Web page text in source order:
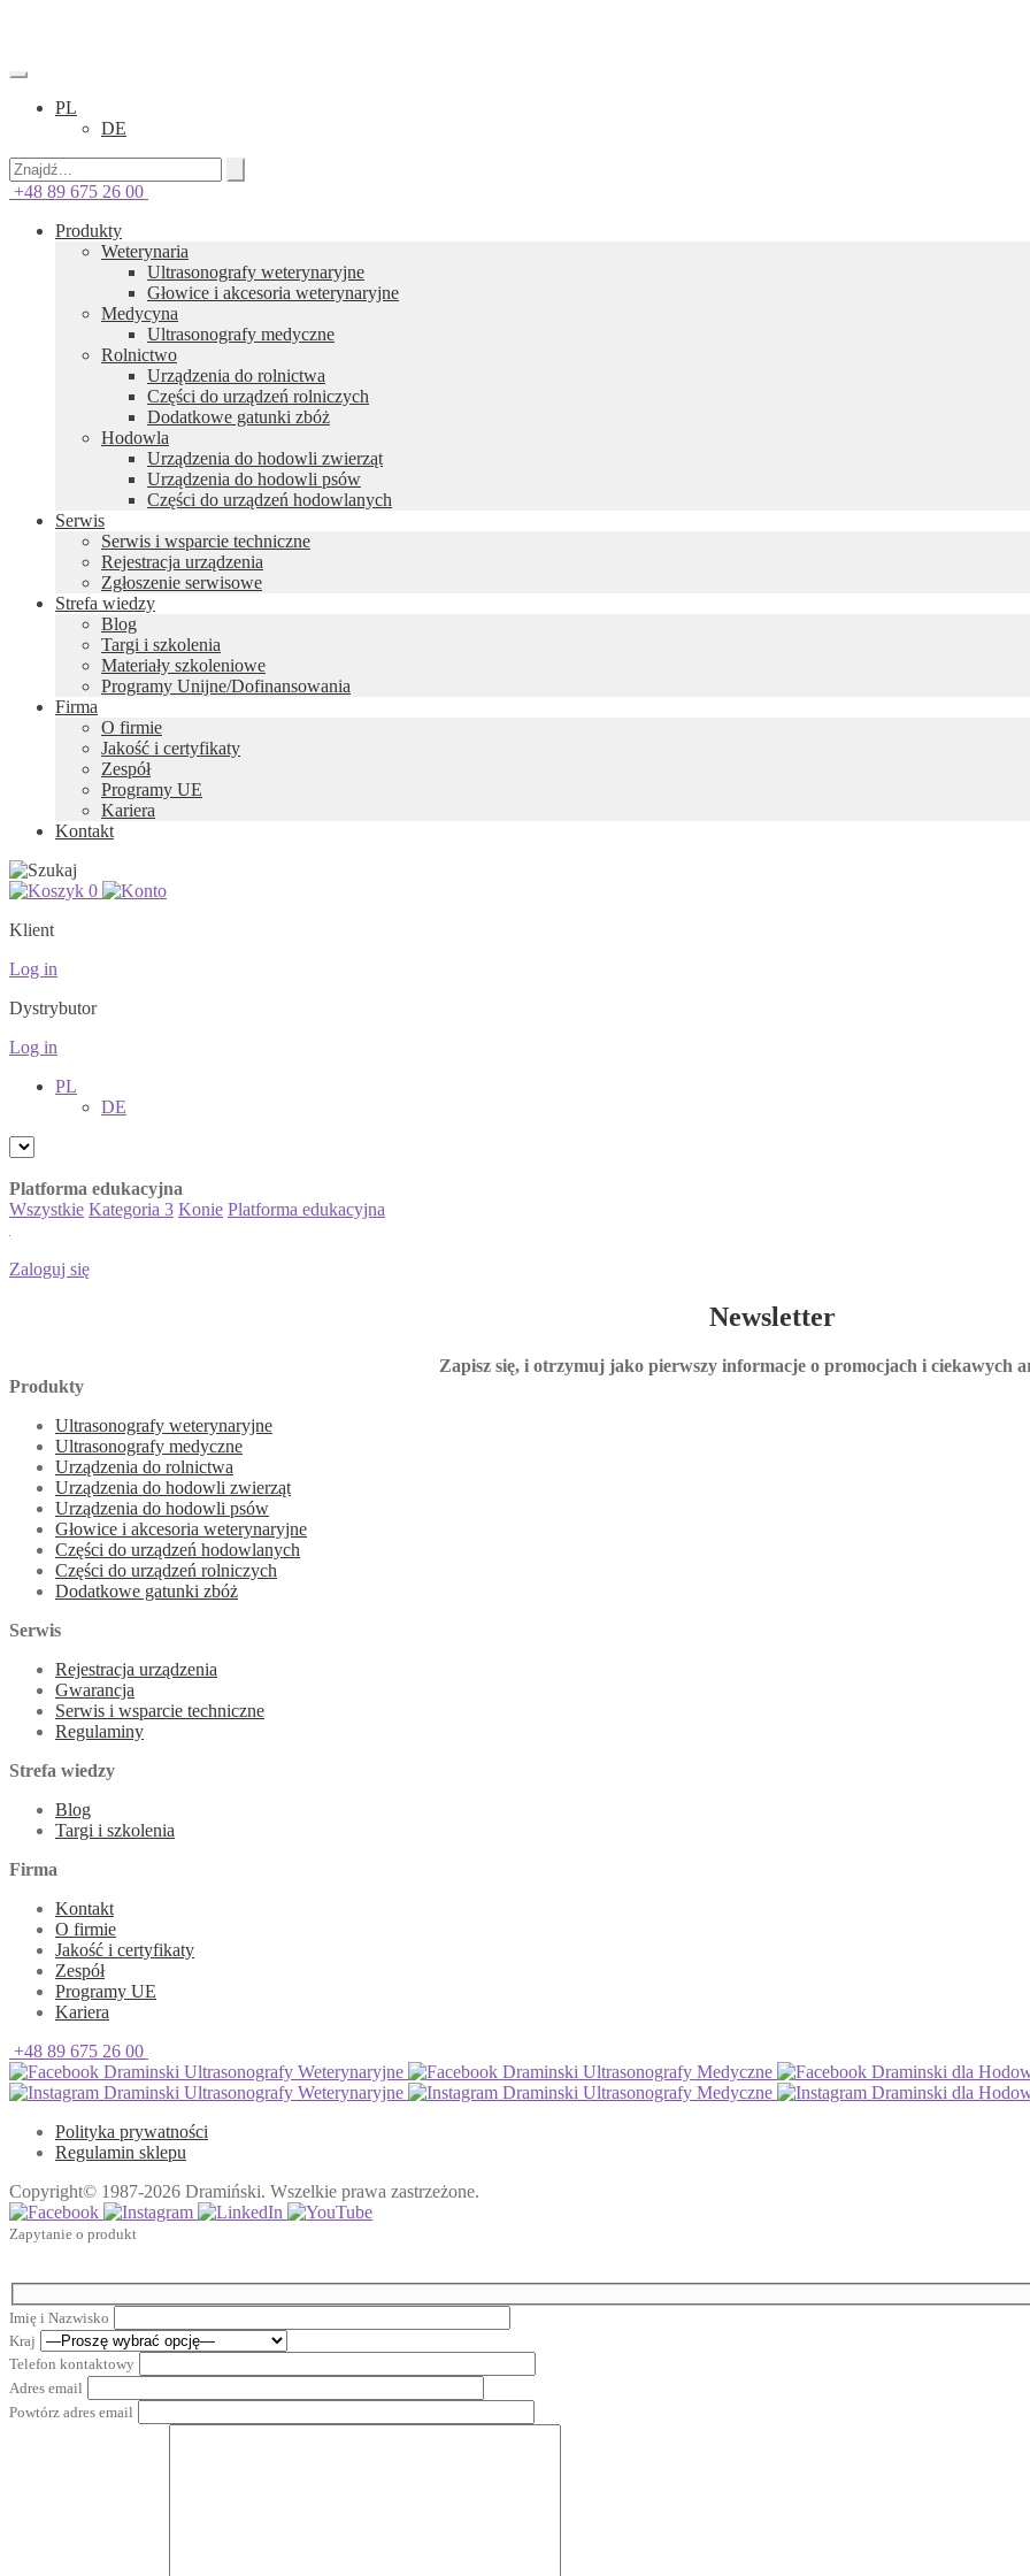
PL
DE
+48 89 675 26 00
Produkty
Weterynaria
Ultrasonografy weterynaryjne
Głowice i akcesoria weterynaryjne
Medycyna
Ultrasonografy medyczne
Rolnictwo
Urządzenia do rolnictwa
Części do urządzeń rolniczych
Dodatkowe gatunki zbóż
Hodowla
Urządzenia do hodowli zwierząt
Urządzenia do hodowli psów
Części do urządzeń hodowlanych
Serwis
Serwis i wsparcie techniczne
Rejestracja urządzenia
Zgłoszenie serwisowe
Strefa wiedzy
Blog
Targi i szkolenia
Materiały szkoleniowe
Programy Unijne/Dofinansowania
Firma
O firmie
Jakość i certyfikaty
Zespół
Programy UE
Kariera
Kontakt
0
Klient
Log in
Dystrybutor
Log in
PL
DE
Platforma edukacyjna
Wszystkie Kategoria 3 Konie Platforma edukacyjna
Zaloguj się
Newsletter
Zapisz się, i otrzymuj jako pierwszy informacje o promocjach i ciekawych
Produkty
Ultrasonografy weterynaryjne
Ultrasonografy medyczne
Urządzenia do rolnictwa
Urządzenia do hodowli zwierząt
Urządzenia do hodowli psów
Głowice i akcesoria weterynaryjne
Części do urządzeń hodowlanych
Części do urządzeń rolniczych
Dodatkowe gatunki zbóż
Serwis
Rejestracja urządzenia
Gwarancja
Serwis i wsparcie techniczne
Regulaminy
Strefa wiedzy
Blog
Targi i szkolenia
Firma
Kontakt
O firmie
Jakość i certyfikaty
Zespół
Programy UE
Kariera
+48 89 675 26 00
Draminski Ultrasonografy Weterynaryjne
Draminski Ultrasonografy Medyczne Draminski dla
Draminski Ultrasonografy Weterynaryjne
Draminski Ultrasonografy Medyczne Draminski dla
Polityka prywatności
Regulamin sklepu
Copyright© 1987-2026 Dramiński. Wszelkie prawa zastrzeżone.
Zapytanie o produkt
Imię i Nazwisko
Kraj
Telefon kontaktowy
Adres email
Powtórz adres email